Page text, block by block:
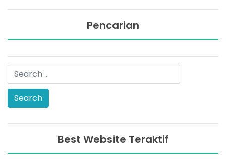
Pencarian
Best Website Teraktif